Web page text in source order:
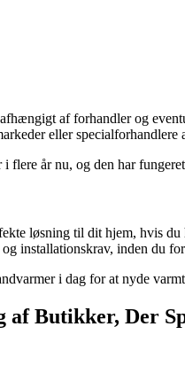
af forhandler og
eller
flere år nu, og den har
løsning til dit hjem, hvis
installationskrav, inden du
i dag for at nyde
af Butikker, Der